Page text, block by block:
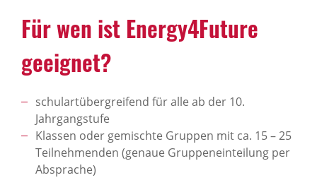
Für wen ist Energy4Future
geeignet?
schulartübergreifend für alle ab der 10.
Jahrgangstufe
Klassen oder gemischte Gruppen mit ca. 15 – 25
Teilnehmenden (genaue Gruppeneinteilung per
Absprache)